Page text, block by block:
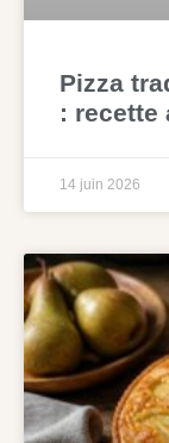
Pizza
: recette
14 juin 2026